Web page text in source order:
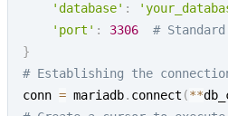
'database' :
'port' : 3306
#
}
# Establishing the
conn = mariadb. connect (**